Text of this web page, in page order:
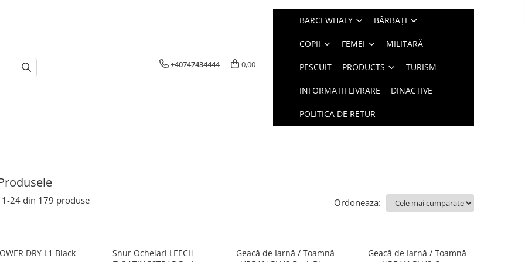
+40747434444 0,00
BARCI WHALY BĂRBAȚI
COPII FEMEI MILITARĂ
PESCUIT PRODUCTS TURISM
INFORMATII LIVRARE DINACTIVE
POLITICA DE RETUR
1-24 din 179 produse Ordoneaza:
DRY L1 Black
Snur Ochelari LEECH
Geacă de Iarnă / Toamnă
Geacă de Iarnă / Toamnă